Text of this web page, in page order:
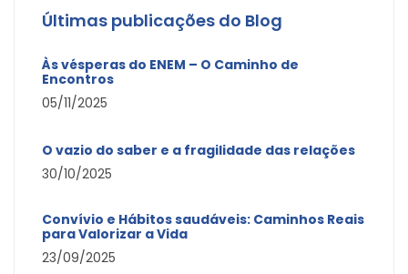
Últimas publicações do Blog
Às vésperas do ENEM – O Caminho de
Encontros
05/11/2025
O vazio do saber e a fragilidade das relações
30/10/2025
Convívio e Hábitos saudáveis: Caminhos Reais
para Valorizar a Vida
23/09/2025